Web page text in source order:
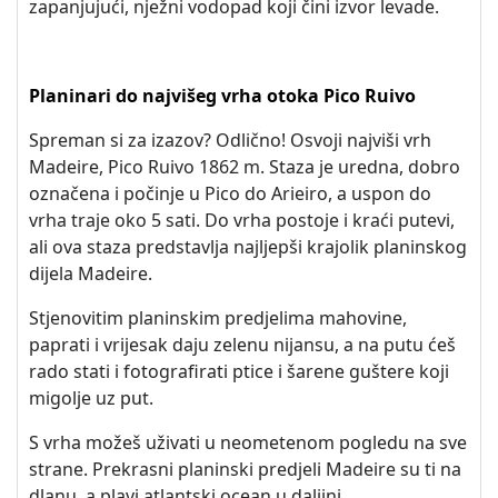
zapanjujući, nježni vodopad koji čini izvor levade.
Planinari do najvišeg vrha otoka Pico Ruivo
Spreman si za izazov? Odlično! Osvoji najviši vrh
Madeire, Pico Ruivo 1862 m. Staza je uredna, dobro
označena i počinje u Pico do Arieiro, a uspon do
vrha traje oko 5 sati. Do vrha postoje i kraći putevi,
ali ova staza predstavlja najljepši krajolik planinskog
dijela Madeire.
Stjenovitim planinskim predjelima mahovine,
paprati i vrijesak daju zelenu nijansu, a na putu ćeš
rado stati i fotografirati ptice i šarene guštere koji
migolje uz put.
S vrha možeš uživati u neometenom pogledu na sve
strane. Prekrasni planinski predjeli Madeire su ti na